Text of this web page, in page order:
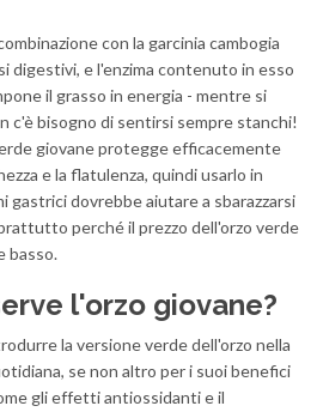
con la garcinia cambogia
digestivi, e l'enzima contenuto in esso
il grasso in energia - mentre si
c'è bisogno di sentirsi sempre stanchi!
giovane protegge efficacemente
e la flatulenza, quindi usarlo in
gastrici dovrebbe aiutare a sbarazzarsi
perché il prezzo dell'orzo verde
basso.
l'orzo giovane?
la versione verde dell'orzo nella
se non altro per i suoi benefici
gli effetti antiossidanti e il